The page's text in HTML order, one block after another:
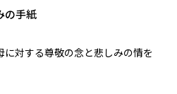
の手紙
に対する尊敬の念と悲しみの情を